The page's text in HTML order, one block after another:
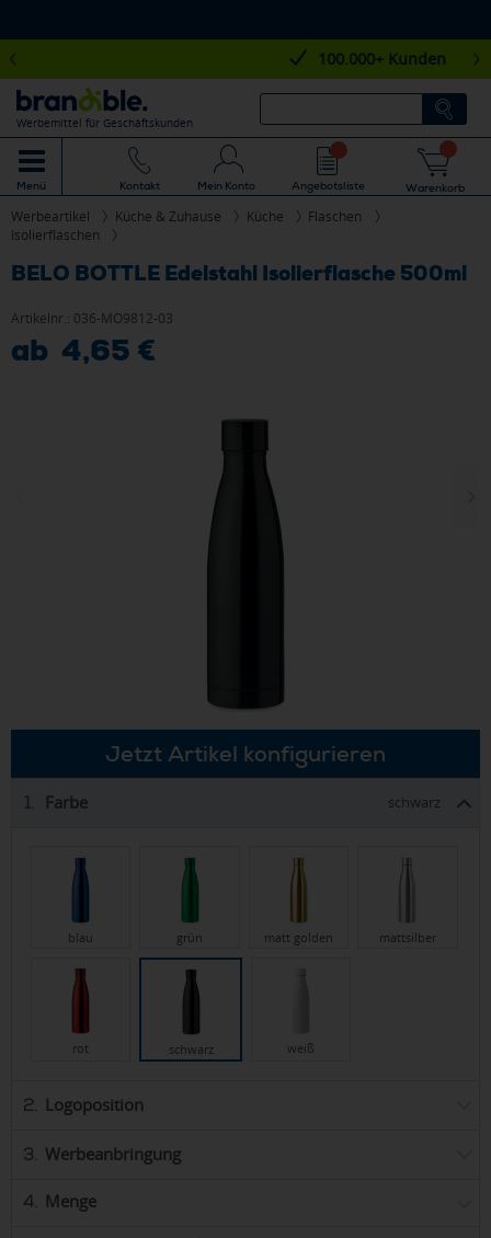
100.000+ Kunden
Werbemittel für Geschäftskunden
Menü Kontakt Mein Konto Angebotsliste Warenkorb
Werbeartikel Küche & Zuhause Küche
Flaschen
Isolierflaschen
BELO BOTTLE Edelstahl Isolierflasche 500ml
Artikelnr.: 036-MO9812-03
ab 4,65 €
Jetzt Artikel konfigurieren
1. Farbe schwarz
blau grün matt golden mattsilber
rot schwarz weiß
2. Logoposition
3. Werbeanbringung
4. Menge